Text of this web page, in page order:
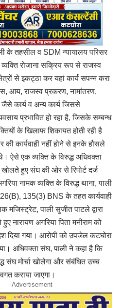
के तहसील व SDM न्यायालय परिसर
रोजाना सक्रिय रूप से राजस्व
से इकट्ठा कर यहां कार्य सपन्न करा
आय, राजस्व प्रकरण, नामांतरण,
जैसे कार्य व अन्य कार्य जिससे
प्रभावित हो रहा है, जिसके सम्बन्ध
के खिलाफ शिकायत होती रही है
की कार्यवाही नहीं होने से इनके हौसले
ऐसे एक व्यक्ति के विरुद्ध अधिवक्ता
खोलते हुए संघ की ओर से रिपोर्ट दर्ज
नामक व्यक्ति के विरुद्ध थाना, पाली
126(B), 135(3) BNS के तहत कार्यवाही
मजिस्ट्रेट, पाली सुजीत पाटले द्वारा
नारायण अगरिया पिता मनीराम को
गया। आरोपी को उपजेल कटघोरा
अधिवक्ता संघ, पाली ने कहा है कि
संघ मोर्चा खोलेगा और संबंधित उच्च
कराया जाएगा।
- Advertisement -